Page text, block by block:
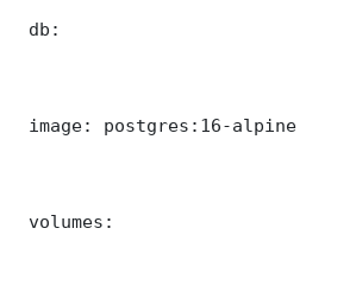
db:
image: postgres:16-alpine
volumes: